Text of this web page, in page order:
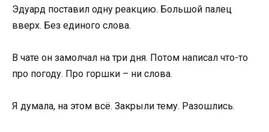
Эдуард поставил одну реакцию. Большой палец
вверх. Без единого слова.
В чате он замолчал на три дня. Потом написал что-то
про погоду. Про горшки – ни слова.
Я думала, на этом всё. Закрыли тему. Разошлись.